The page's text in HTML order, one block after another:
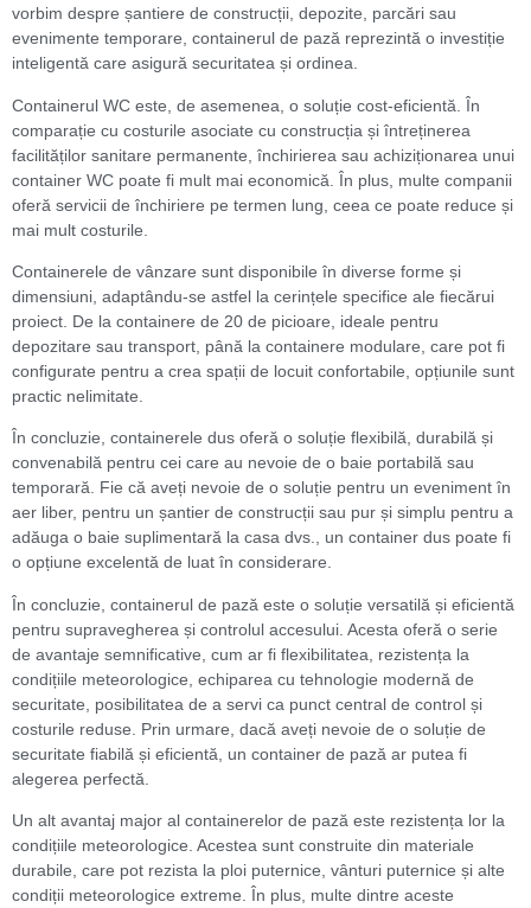
vorbim despre șantiere de construcții, depozite, parcări sau
evenimente temporare, containerul de pază reprezintă o investiție
inteligentă care asigură securitatea și ordinea.
Containerul WC este, de asemenea, o soluție cost-eficientă. În
comparație cu costurile asociate cu construcția și întreținerea
facilităților sanitare permanente, închirierea sau achiziționarea unui
container WC poate fi mult mai economică. În plus, multe companii
oferă servicii de închiriere pe termen lung, ceea ce poate reduce și
mai mult costurile.
Containerele de vânzare sunt disponibile în diverse forme și
dimensiuni, adaptându-se astfel la cerințele specifice ale fiecărui
proiect. De la containere de 20 de picioare, ideale pentru
depozitare sau transport, până la containere modulare, care pot fi
configurate pentru a crea spații de locuit confortabile, opțiunile sunt
practic nelimitate.
În concluzie, containerele dus oferă o soluție flexibilă, durabilă și
convenabilă pentru cei care au nevoie de o baie portabilă sau
temporară. Fie că aveți nevoie de o soluție pentru un eveniment în
aer liber, pentru un șantier de construcții sau pur și simplu pentru a
adăuga o baie suplimentară la casa dvs., un container dus poate fi
o opțiune excelentă de luat în considerare.
În concluzie, containerul de pază este o soluție versatilă și eficientă
pentru supravegherea și controlul accesului. Acesta oferă o serie
de avantaje semnificative, cum ar fi flexibilitatea, rezistența la
condițiile meteorologice, echiparea cu tehnologie modernă de
securitate, posibilitatea de a servi ca punct central de control și
costurile reduse. Prin urmare, dacă aveți nevoie de o soluție de
securitate fiabilă și eficientă, un container de pază ar putea fi
alegerea perfectă.
Un alt avantaj major al containerelor de pază este rezistența lor la
condițiile meteorologice. Acestea sunt construite din materiale
durabile, care pot rezista la ploi puternice, vânturi puternice și alte
condiții meteorologice extreme. În plus, multe dintre aceste